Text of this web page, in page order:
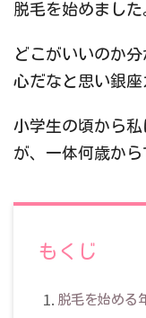
脱毛を始めました
どこがいいのか分
心だなと思い銀座
小学生の頃から
が、一体何歳か
もくじ
脱毛を始める